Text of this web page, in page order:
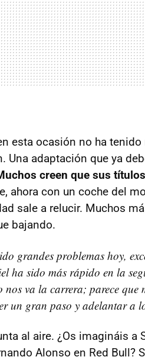
esta ocasión no ha
Una adaptación que ya
creen que sus
ahora con un coche del
sale a relucir. Muchos
bajando.
grandes problemas hoy,
ha sido más rápido en la
nos va la carrera; parece
un gran paso y adelantar a
al aire. ¿Os imagináis a
Alonso en Red